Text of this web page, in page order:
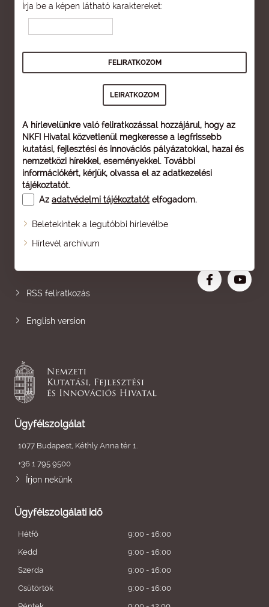
Írja be a képen látható karaktereket:
A hírlevelünkre való feliratkozással hozzájárul, hogy az
NKFI Hivatal közvetlenül megkeresse a legfrissebb
kutatási, fejlesztési és innovációs pályázatokkal, hazai és
nemzetközi hírekkel, eseményekkel. További
információkért, kérjük, olvassa el az adatkezelési
tájékoztatót.
Az adatvédelmi tájékoztatót elfogadom.
Beletekintek a legutóbbi hírlevélbe
Hírlevél archívum
Oldaltérkép
RSS feliratkozás
English version
Ügyfélszolgálat
1077 Budapest, Kéthly Anna tér 1.
+36 1 795 9500
Írjon nekünk
Ügyfélszolgálati idő
Hétfő
9:00 - 16:00
Kedd
9:00 - 16:00
Szerda
9:00 - 16:00
Csütörtök
9:00 - 16:00